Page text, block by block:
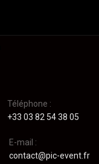
Téléphone :
+33 03 82 54 38 05
E-mail :
contact@pic-event.fr